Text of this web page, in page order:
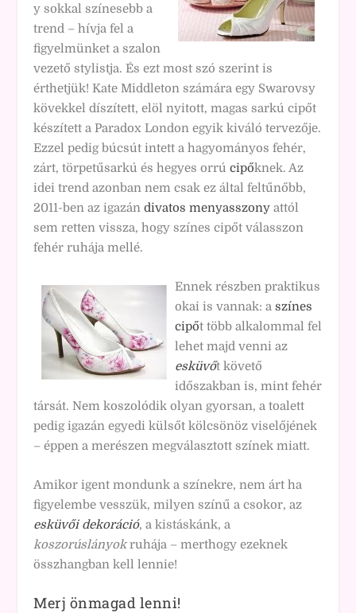
y sokkal színesebb a
trend – hívja fel a
figyelmünket a szalon
vezető stylistja. És ezt most szó szerint is
érthetjük! Kate Middleton számára egy Swarovsy
kövekkel díszített, elöl nyitott, magas sarkú cipőt
készített a Paradox London egyik kiváló tervezője.
Ezzel pedig búcsút intett a hagyományos fehér,
zárt, törpetűsarkú és hegyes orrúcipőknek. Az
idei trend azonban nem csak ez által feltűnőbb,
2011-ben az igazándivatos menyasszony attól
sem retten vissza, hogy színes cipőt válasszon
fehér ruhája mellé.
Ennek részben praktikus
okai is vannak: aszínes
cipőt több alkalommal fel
lehet majd venni az
esküvőt követő
időszakban is, mint fehér
társát. Nem koszolódik olyan gyorsan, a toalett
pedig igazán egyedi külsőt kölcsönöz viselőjének
– éppen a merészen megválasztott színek miatt.
Amikor igent mondunk a színekre, nem árt ha
figyelembe vesszük, milyen színű a csokor, az
esküvői dekoráció, a kistáskánk, a
koszorúslányokruhája – merthogy ezeknek
összhangban kell lennie!
Merj önmagad lenni!